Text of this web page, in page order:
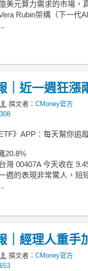
美元算力需求的市場，
Rubin架構（下一代
｜近一週狂
撰文者： CMoney官方
》APP：每天幫你追
20.8%
灣 00407A 今天收在
週的表現非常驚人，短
｜經理人重
撰文者： CMoney官方